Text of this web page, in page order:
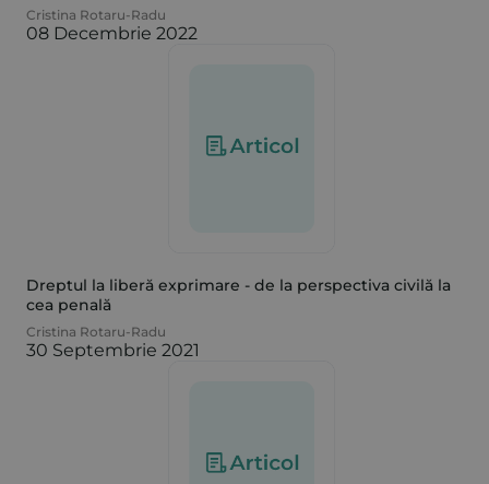
Cristina Rotaru-Radu
08 Decembrie 2022
Dreptul la liberă exprimare - de la perspectiva civilă la
cea penală
Cristina Rotaru-Radu
30 Septembrie 2021